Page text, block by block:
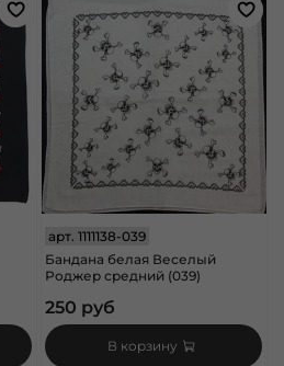
арт.1111138-039
Бандана белая Веселый
Роджер средний (039)
250 руб
В корзину